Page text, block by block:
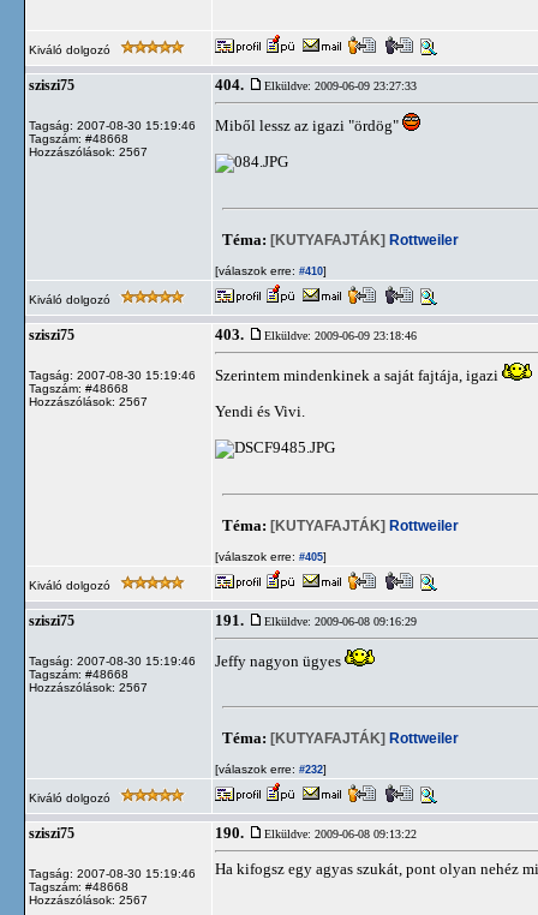
Kiváló dolgozó
sziszi75
Tagság: 2007-08-30 15:19:46
Tagszám: #48668
Hozzászólások: 2567
404. Elküldve: 2009-06-09 23:27:33
Miből lessz az igazi "ördög"
Téma: [KUTYAFAJTÁK] Rottweiler
[válaszok erre: #410]
Kiváló dolgozó
sziszi75
Tagság: 2007-08-30 15:19:46
Tagszám: #48668
Hozzászólások: 2567
403. Elküldve: 2009-06-09 23:18:46
Szerintem mindenkinek a saját fajtája, igazi
Yendi és Vivi.
Téma: [KUTYAFAJTÁK] Rottweiler
[válaszok erre: #405]
Kiváló dolgozó
sziszi75
Tagság: 2007-08-30 15:19:46
Tagszám: #48668
Hozzászólások: 2567
191. Elküldve: 2009-06-08 09:16:29
Jeffy nagyon ügyes
Téma: [KUTYAFAJTÁK] Rottweiler
[válaszok erre: #232]
Kiváló dolgozó
sziszi75
Tagság: 2007-08-30 15:19:46
Tagszám: #48668
Hozzászólások: 2567
190. Elküldve: 2009-06-08 09:13:22
Ha kifogsz egy agyas szukát, pont olyan nehéz